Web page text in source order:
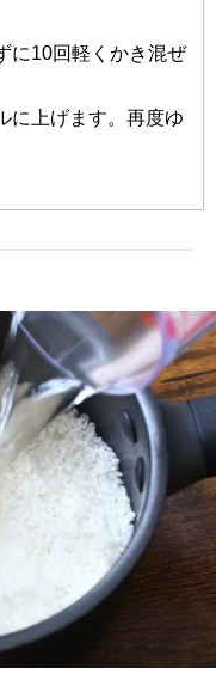
に10回軽くかき混ぜ
に上げます。再度ゆ